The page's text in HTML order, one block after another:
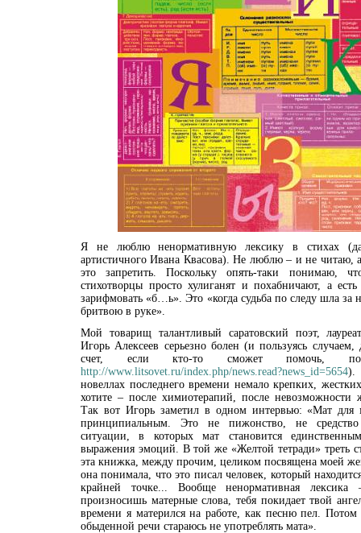
Я не люблю ненормативную лексику в стихах
артистичного Ивана Квасова). Не люблю – и не читаю,
это запретить. Поскольку опять-таки понимаю,
стихотворцы просто хулиганят и похабничают, а
зарифмовать «б…ь». Это «когда судьба по следу шла
бритвою в руке».
Мой товарищ талантливый саратовский поэт,
Игорь Алексеев серьезно болен (и пользуясь
счет, если кто-то сможет помочь,
http://www.litsovet.ru/index.php/news.read?news_id=5654).
новеллах последнего времени немало крепких,
хотите – после химиотерапий, после
Так вот Игорь заметил в одном интервью: «Мат для
принципиальным. Это не пижонство, не
ситуации, в которых мат становится
выражения эмоций. В той же «Желтой тетради» треть
эта книжка, между прочим, целиком посвящена моей
она понимала, что это писал человек, который
крайней точке... Вообще ненормативная
произносишь матерные слова, тебя покидает твой
времени я матерился на работе, как песню пел. Потом
обыденной речи стараюсь не употреблять мата».